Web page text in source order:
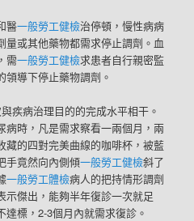
醫一般勞工健檢治停頓，慢性病病
量或其他藥物都需求停止調劑。血
需一般勞工健檢求患者自行親密監
領導下停止藥物調劑。
疾病治理目的的完成水平相干。
病時，凡是需求察看一兩個月，兩
藏的四對完美曲線的咖啡杯，被藍
手竟然向內側傾一般勞工健檢斜了
一般勞工體檢病人的把持情形調劑
示傑出，能夠半年復診一次就足
標，2-3個月內就需求復診。